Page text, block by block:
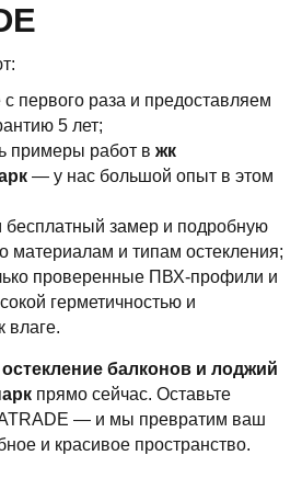
первого раза и предоставляем
5 лет;
примеры работ в жк
— у нас большой опыт в этом
бесплатный замер и подробную
материалам и типам остекления;
проверенные ПВХ-профили и
герметичностью и
влаге.
остекление балконов и лоджий
прямо сейчас. Оставьте
— и мы превратим ваш
и красивое пространство.